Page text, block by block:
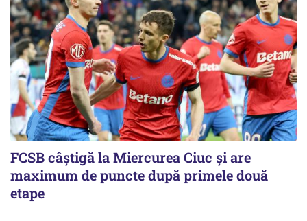
FCSB câştigă la Miercurea Ciuc şi are
maximum de puncte după primele două
etape